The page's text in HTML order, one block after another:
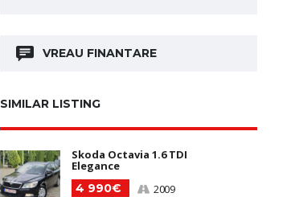
VREAU FINANTARE
SIMILAR LISTING
Skoda Octavia 1.6 TDI
Elegance
4 990€
2009